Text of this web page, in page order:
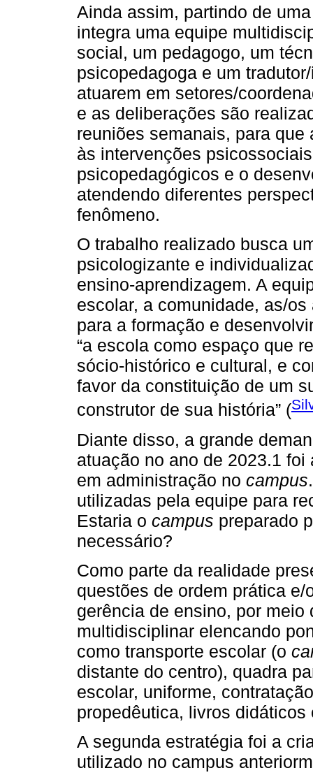
Ainda assim, partindo de
integra uma equipe
social, um pedagogo, um
psicopedagoga e um
atuarem em setores/
e as deliberações são
reuniões semanais, para
às intervenções
psicopedagógicos e o
atendendo diferentes
fenômeno.
O trabalho realizado busca
psicologizante e
ensino-aprendizagem. A
escolar, a comunidade, as/
para a formação e
“a escola como espaço que
sócio-histórico e cultural, e
favor da constituição de um
construtor de sua história” (
Diante disso, a grande
atuação no ano de 2023.1
em administração no campus
utilizadas pela equipe para
Estaria o campus preparado
necessário?
Como parte da realidade
questões de ordem prática
gerência de ensino, por
multidisciplinar elencando
como transporte escolar (o
distante do centro), quadra
escolar, uniforme,
propedêutica, livros didáticos
A segunda estratégia foi a
utilizado no campus